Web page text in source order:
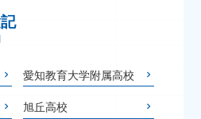
愛知教育大学附属高校
旭丘高校